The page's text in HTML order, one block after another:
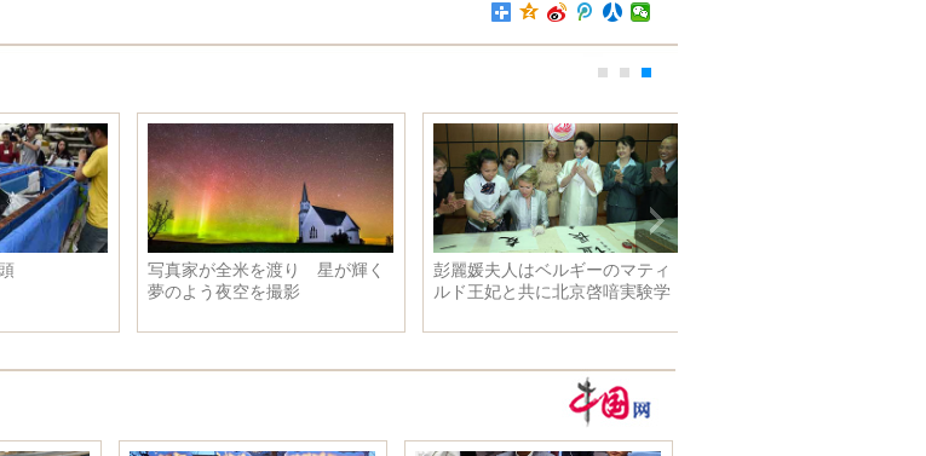
写真家が全米を渡り 星が輝く
夢のよう夜空を撮影
彭麗媛夫人はベルギーのマティ
ルド王妃と共に北京啓喑実験学
見学